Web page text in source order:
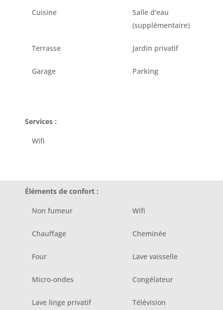
Cuisine
Salle d'eau
(supplémentaire)
Terrasse Jardin privatif
Garage Parking
Services :
Wifi
Éléments de confort :
Non fumeur Wifi
Chauffage Cheminée
Four Lave vaisselle
Micro-ondes Congélateur
Lave linge privatif Télévision